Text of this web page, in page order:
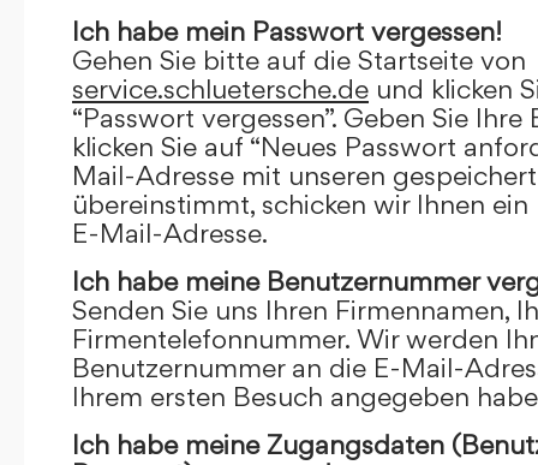
Ich habe mein Passwort vergessen!
Gehen Sie bitte auf die Startseite von
service.schluetersche.de und klicken
“Passwort vergessen”. Geben Sie
klicken Sie auf “Neues Passwort
Mail-Adresse mit unseren
übereinstimmt, schicken wir Ihnen
E-Mail-Adresse.
Ich habe meine Benutzernummer
Senden Sie uns Ihren Firmennamen,
Firmentelefonnummer. Wir werden
Benutzernummer an die E-Mail-
Ihrem ersten Besuch angegeben
Ich habe meine Zugangsdaten